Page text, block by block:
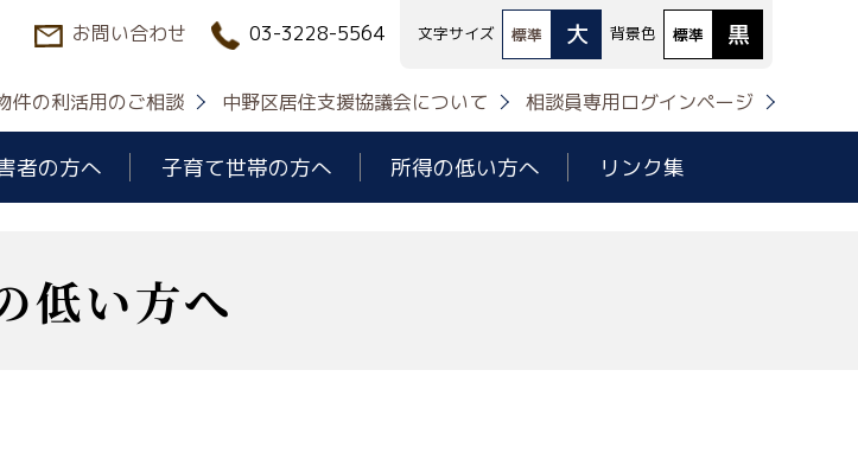
お問い合わせ 03-3228-5564 文字サイズ 標準 大 背景色 標準 黒
件の利活用のご相談 中野区居住支援協議会について 相談員専用ログインページ
者の方へ 子育て世帯の方へ 所得の低い方へ リンク集
低い方へ